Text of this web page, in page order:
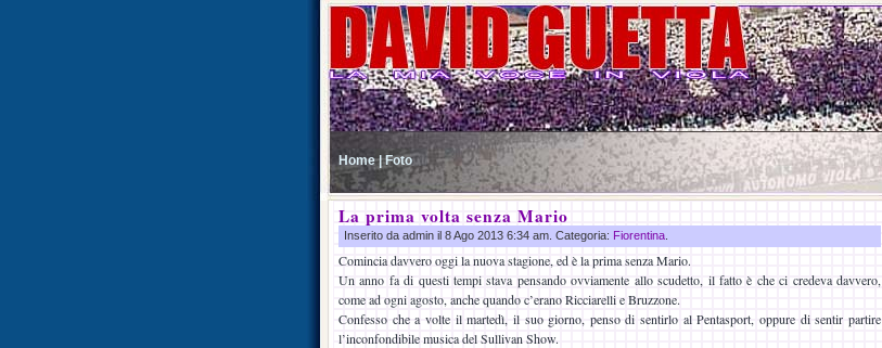
Home | Foto
La prima volta senza Mario
Inserito da admin il 8 Ago 2013 6:34 am. Categoria: Fiorentina
Comincia davvero oggi la nuova stagione, ed è la prima senza Mario.
Un anno fa di questi tempi stava pensando ovviamente allo scudetto, il fatto è che ci credeva davvero,
come ad ogni agosto, anche quando c’erano Ricciarelli e Bruzzone.
Confesso che a volte il martedì, il suo giorno, penso di sentirlo al Pentasport, oppure di sentir partire
l’inconfondibile musica del Sullivan Show.